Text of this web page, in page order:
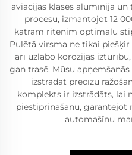
aviācijas klases alumīnija
procesu, izmantojot 12
katram ritenim optimālu
Pulētā virsma ne tikai
arī uzlabo korozijas
gan trasē. Mūsu
izstrādāt precīzu
komplekts ir izstrādāts, lai
piestiprināšanu, garantējot
automašīnu